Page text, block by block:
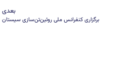
بعدی
برگزاری کنفرانس ملی روئین‌تن‌سازی سیستان